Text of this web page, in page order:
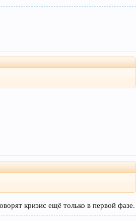
кризис ещё только в первой фазе.